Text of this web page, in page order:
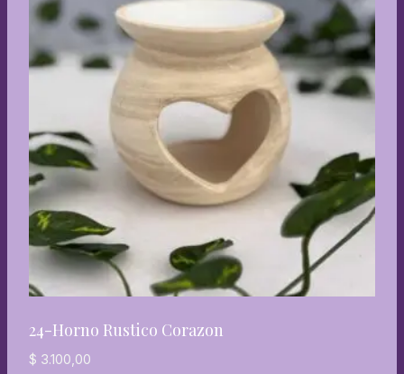
24-Horno Rustico Corazon
$ 3.100,00